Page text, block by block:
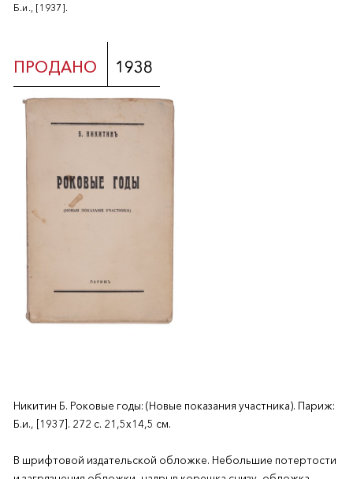
Б.и., [1937].
ПРОДАНО 1938
Никитин Б. Роковые годы: (Новые показания участника). Париж:
Б.и., [1937]. 272 с. 21,5х14,5 см.
В шрифтовой издательской обложке. Небольшие потертости